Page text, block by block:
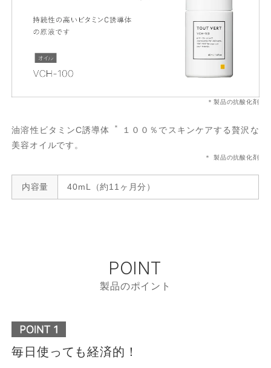
＊製品の抗酸化剤
油溶性ビタミンC誘導体 ＊
１００％でスキンケアする贅沢な
美容オイルです。
＊ 製品の抗酸化剤
内容量 40mL（約11ヶ月分）
POINT
製品のポイント
毎日使っても経済的！